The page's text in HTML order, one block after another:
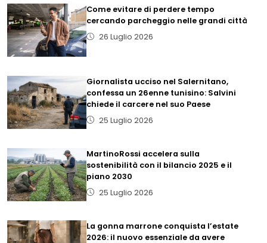
Come evitare di perdere tempo
cercando parcheggio nelle grandi città
26 Luglio 2026
Giornalista ucciso nel Salernitano,
confessa un 26enne tunisino: Salvini
chiede il carcere nel suo Paese
25 Luglio 2026
MartinoRossi accelera sulla
sostenibilità con il bilancio 2025 e il
piano 2030
25 Luglio 2026
La gonna marrone conquista l’estate
2026: il nuovo essenziale da avere